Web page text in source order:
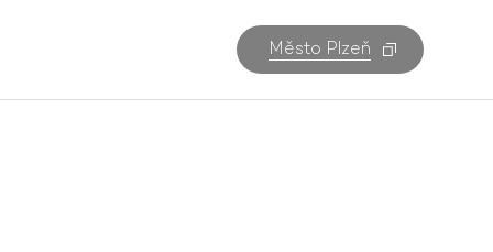
Město Plzeň